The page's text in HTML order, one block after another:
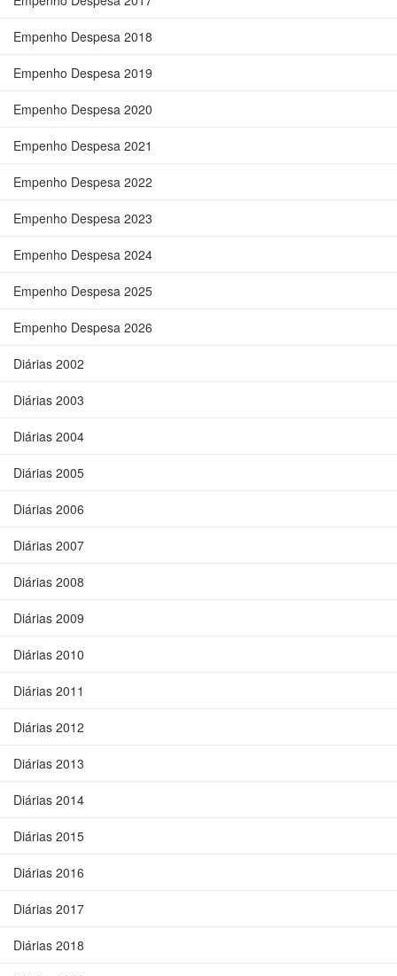
Empenho Despesa 2018
Empenho Despesa 2019
Empenho Despesa 2020
Empenho Despesa 2021
Empenho Despesa 2022
Empenho Despesa 2023
Empenho Despesa 2024
Empenho Despesa 2025
Empenho Despesa 2026
Diárias 2002
Diárias 2003
Diárias 2004
Diárias 2005
Diárias 2006
Diárias 2007
Diárias 2008
Diárias 2009
Diárias 2010
Diárias 2011
Diárias 2012
Diárias 2013
Diárias 2014
Diárias 2015
Diárias 2016
Diárias 2017
Diárias 2018